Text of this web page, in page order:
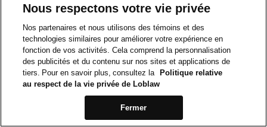
Nous respectons votre vie privée
Nos partenaires et nous utilisons des témoins et des
technologies similaires pour améliorer votre expérience en
fonction de vos activités. Cela comprend la personnalisation
des publicités et du contenu sur nos sites et applications de
tiers. Pour en savoir plus, consultez la
Politique relative
au respect de la vie privée de Loblaw
Fermer